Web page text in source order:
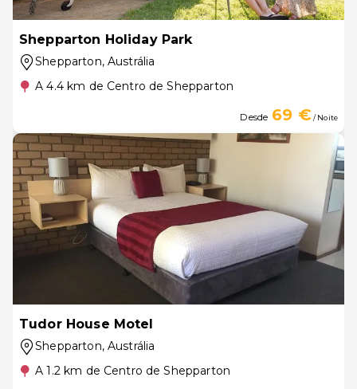
Shepparton Holiday Park
Shepparton, Austrália
A 4.4 km de Centro de Shepparton
Desde 69 €/ Noite
Tudor House Motel
Shepparton, Austrália
A 1.2 km de Centro de Shepparton